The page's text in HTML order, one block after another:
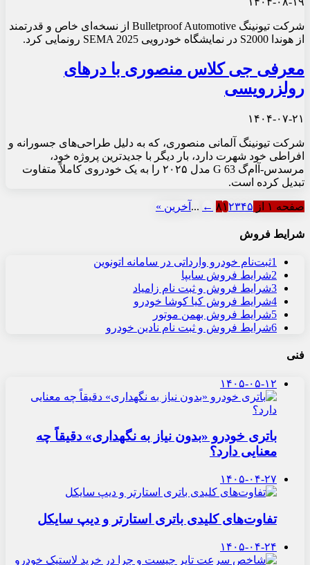
شرکت تیونینگ Bulletproof Automotive از نسخه‌ای خاص و قدرتمند
از هوندا S2000 در نمایشگاه خودرویی SEMA 2025 رونمایی کرد.
معرفی جی کلاس منصوری با درهای
رولزرویسی
۱۴۰۴-۰۷-۲۱
شرکت تیونینگ آلمانی منصوری، که به دلیل طراحی‌های جسورانه و
افراطی خود شهرت دارد، بار دیگر با جدیدترین پروژه خود،
مرسدس-آام‌گ G 63 مدل ۲۰۲۵ را به یک خودروی کاملاً متفاوت
تبدیل کرده است.
صفحه ۱ از ۸ ۱۲۳۴۵ ←
... آخرین »
شرایط فروش
1ثبت‌نام خودرو وارداتی در سامانه اتونوین
2شرایط فروش سایپا
3شرایط فروش و ثبت نام زامیاد
4شرایط فروش کیا کوشا خودرو
5شرایط فروش بهمن موتور
6شرایط فروش و ثبت نام نادین خودرو
فنی
۱۴۰۵-۰۵-۱۲
باتری خودرو «بدون نیاز به نگهداری» دقیقاً چه
معنایی دارد؟
۱۴۰۵-۰۴-۲۷
تفاوت‌های کلیدی باتری استارتر و دیپ سایکل
۱۴۰۵-۰۴-۲۴